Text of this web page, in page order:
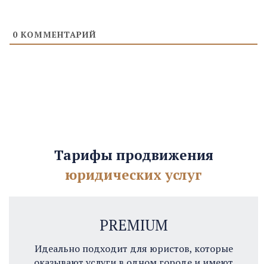
0 КОММЕНТАРИЙ
Тарифы продвижения
юридических услуг
PREMIUM
Идеально подходит для юристов, которые